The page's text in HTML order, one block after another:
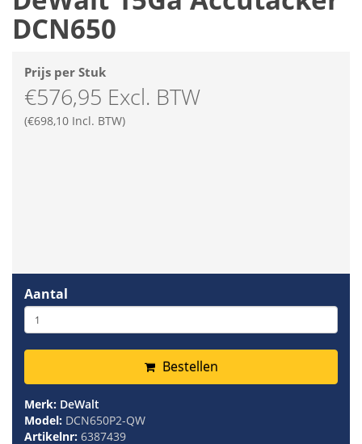
DCN650
Prijs per Stuk
€576,95 Excl. BTW
(€698,10 Incl. BTW)
Aantal
Bestellen
Merk: DeWalt
Model: DCN650P2-QW
Artikelnr: 6387439